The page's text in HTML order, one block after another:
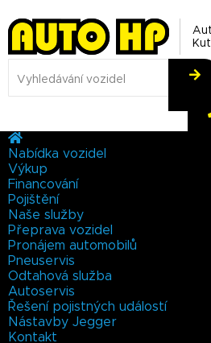
Nabídka vozidel
Výkup
Financování
Pojištění
Naše služby
Přeprava vozidel
Pronájem automobilů
Pneuservis
Odtahová služba
Autoservis
Řešení pojistných událostí
Nástavby Jegger
Kontakt